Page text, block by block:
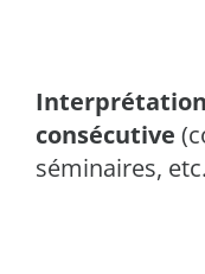
consécutive
séminaires,